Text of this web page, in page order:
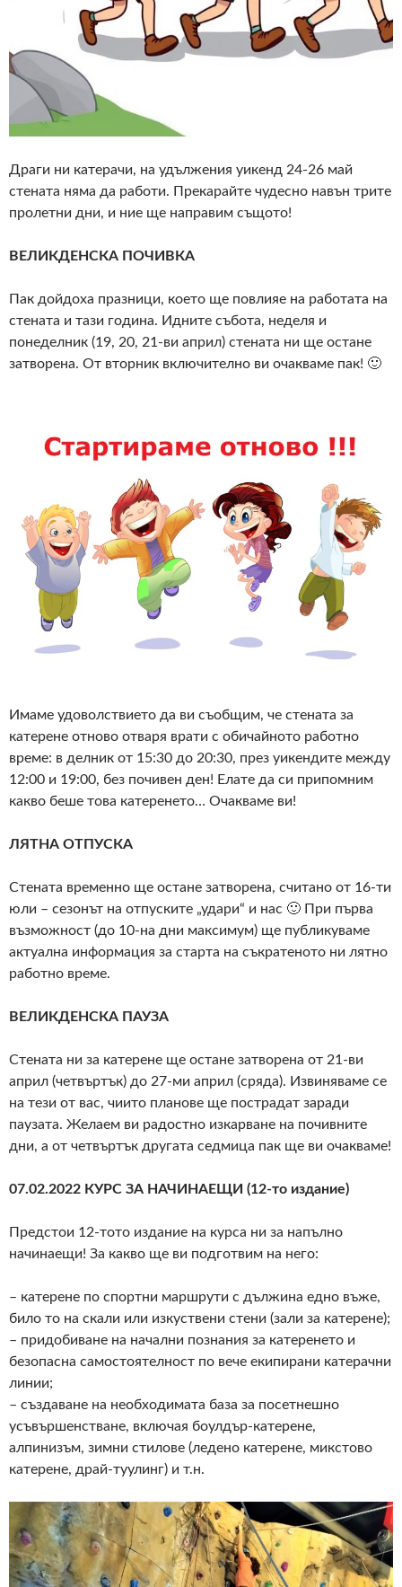
Драги ни катерачи, на удължения уикенд 24-26 май
стената няма да работи. Прекарайте чудесно навън трите
пролетни дни, и ние ще направим същото!
ВЕЛИКДЕНСКА ПОЧИВКА
Пак дойдоха празници, което ще повлияе на работата на
стената и тази година. Идните събота, неделя и
понеделник (19, 20, 21-ви април) стената ни ще остане
затворена. От вторник включително ви очакваме пак! 🙂
Имаме удоволствието да ви съобщим, че стената за
катерене отново отваря врати с обичайното работно
време: в делник от 15:30 до 20:30, през уикендите между
12:00 и 19:00, без почивен ден! Елате да си припомним
какво беше това катеренето… Очакваме ви!
ЛЯТНА ОТПУСКА
Стената временно ще остане затворена, считано от 16-ти
юли – сезонът на отпуските „удари“ и нас 🙂 При първа
възможност (до 10-на дни максимум) ще публикуваме
актуална информация за старта на съкратеното ни лятно
работно време.
ВЕЛИКДЕНСКА ПАУЗА
Стената ни за катерене ще остане затворена от 21-ви
април (четвъртък) до 27-ми април (сряда). Извиняваме се
на тези от вас, чиито планове ще пострадат заради
паузата. Желаем ви радостно изкарване на почивните
дни, а от четвъртък другата седмица пак ще ви очакваме!
07.02.2022 КУРС ЗА НАЧИНАЕЩИ (12-то издание)
Предстои 12-тото издание на курса ни за напълно
начинаещи! За какво ще ви подготвим на него:
– катерене по спортни маршрути с дължина едно въже,
било то на скали или изкуствени стени (зали за катерене);
– придобиване на начални познания за катеренето и
безопасна самостоятелност по вече екипирани катерачни
линии;
– създаване на необходимата база за посетнешно
усъвършенстване, включая боулдър-катерене,
алпинизъм, зимни стилове (ледено катерене, микстово
катерене, драй-туулинг) и т.н.